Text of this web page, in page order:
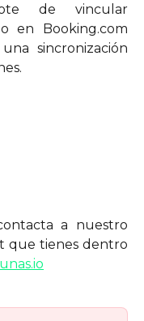
de vincular
en Booking.com
sincronización
a nuestro
que tienes dentro